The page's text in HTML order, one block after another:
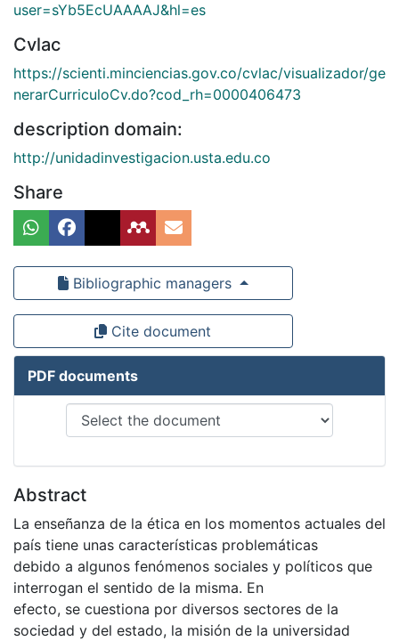
user=sYb5EcUAAAAJ&hl=es
Cvlac
https://scienti.minciencias.gov.co/cvlac/visualizador/ge
nerarCurriculoCv.do?cod_rh=0000406473
description domain:
http://unidadinvestigacion.usta.edu.co
Share
Bibliographic managers
Cite document
PDF documents
Abstract
La enseñanza de la ética en los momentos actuales del
país tiene unas características problemáticas
debido a algunos fenómenos sociales y políticos que
interrogan el sentido de la misma. En
efecto, se cuestiona por diversos sectores de la
sociedad y del estado, la misión de la universidad